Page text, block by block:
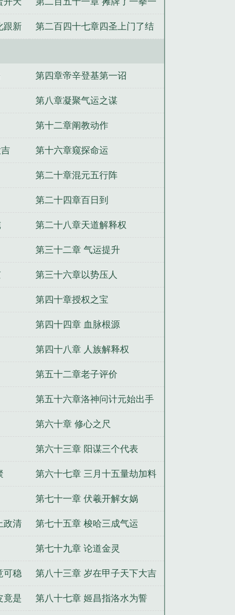
个小朋友
跟新 第二百四十七章四圣上门了结
第四章帝辛登基第一诏
第八章凝聚气运之谋
第十二章阐教动作
第十六章窥探命运
第二十章混元五行阵
第二十四章百日到
第二十八章天道解释权
第三十二章 气运提升
第三十六章以势压人
第四十章授权之宝
第四十四章 血脉根源
第四十八章 人族解释权
第五十二章老子评价
第五十六章洛神问计元始出手
二合一
第六十章 修心之尺
第六十三章 阳谋三个代表
第六十七章 三月十五量劫加料
第七十一章 伏羲开解女娲
政清 第七十五章 梭哈三成气运
第七十九章 论道金灵
可稳 第八十三章 岁在甲子天下大吉
竟是 第八十七章 姬昌指洛水为誓